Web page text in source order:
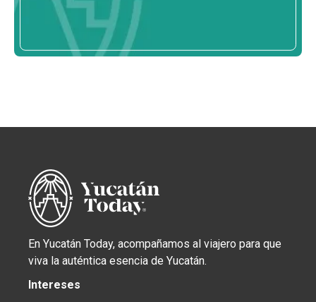
En Yucatán Today, acompañamos al viajero para que
viva la auténtica esencia de Yucatán.
Intereses